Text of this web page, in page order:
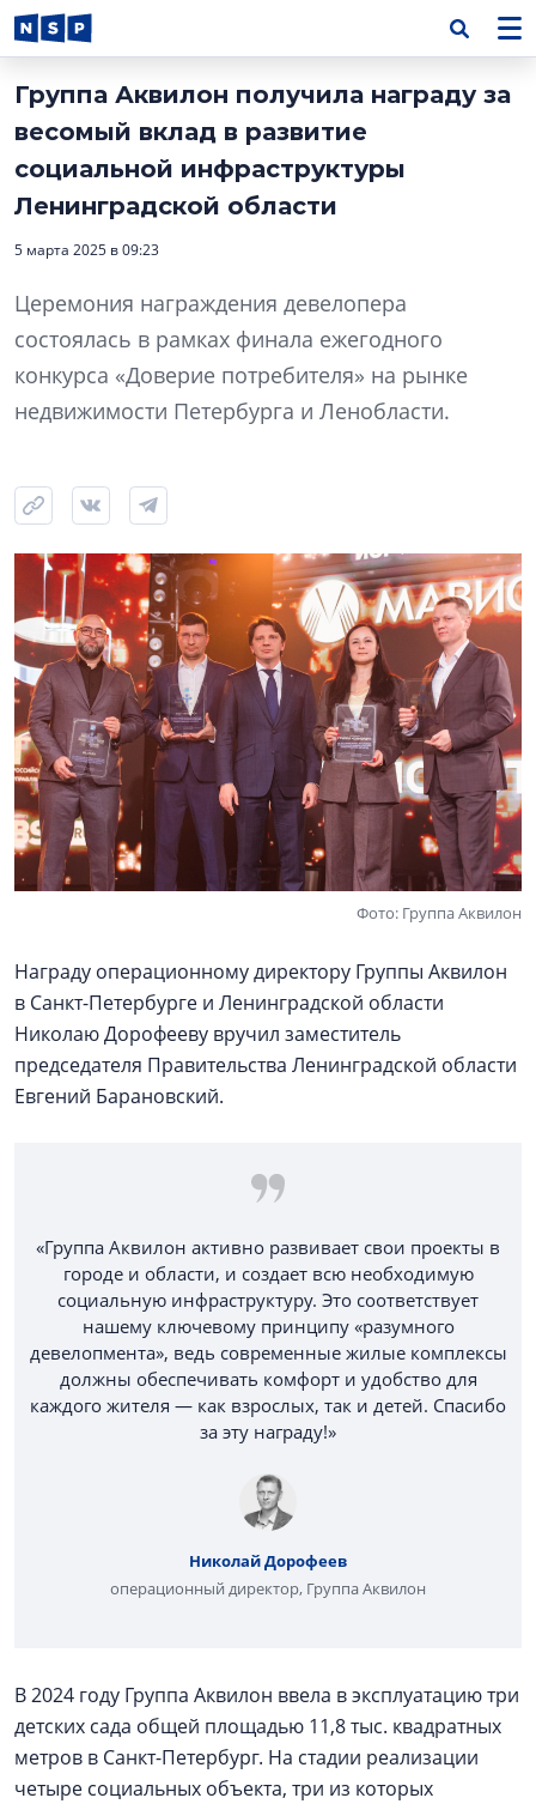
Группа Аквилон получила награду за
весомый вклад в развитие
социальной инфраструктуры
Ленинградской области
5 марта 2025 в 09:23
Церемония награждения девелопера
состоялась в рамках финала ежегодного
конкурса «Доверие потребителя» на рынке
недвижимости Петербурга и Ленобласти.
Фото: Группа Аквилон
Награду операционному директору Группы Аквилон
в Санкт-Петербурге и Ленинградской области
Николаю Дорофееву вручил заместитель
председателя Правительства Ленинградской области
Евгений Барановский.
«Группа Аквилон активно развивает свои проекты в
городе и области, и создает всю необходимую
социальную инфраструктуру. Это соответствует
нашему ключевому принципу «разумного
девелопмента», ведь современные жилые комплексы
должны обеспечивать комфорт и удобство для
каждого жителя — как взрослых, так и детей. Спасибо
за эту награду!»
Николай Дорофеев
операционный директор, Группа Аквилон
В 2024 году Группа Аквилон ввела в эксплуатацию три
детских сада общей площадью 11,8 тыс. квадратных
метров в Санкт-Петербург. На стадии реализации
четыре социальных объекта, три из которых